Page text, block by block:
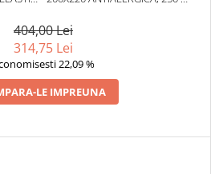
404,00 Lei
314,75 Lei
22,09 %
LE IMPREUNA